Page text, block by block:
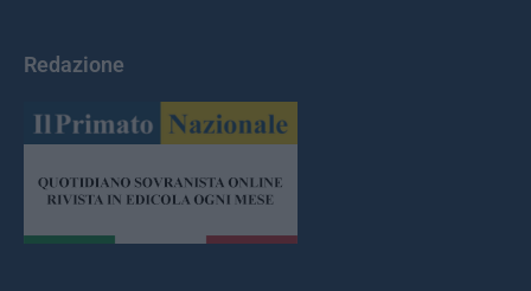
Redazione